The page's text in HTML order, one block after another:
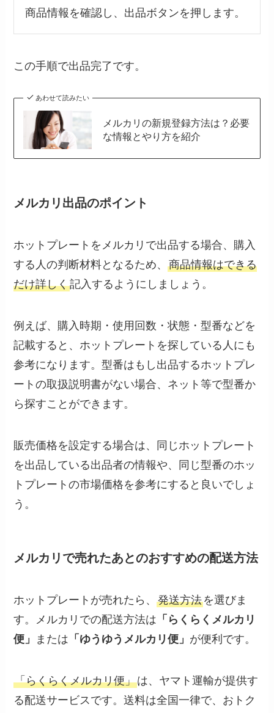
商品情報を確認し、出品ボタンを押します。
この手順で出品完了です。
あわせて読みたい
メルカリの新規登録方法は？必要
な情報とやり方を紹介
メルカリ出品のポイント
ホットプレートをメルカリで出品する場合、購入
する人の判断材料となるため、商品情報はできる
だけ詳しく記入するようにしましょう。
例えば、購入時期・使用回数・状態・型番などを
記載すると、ホットプレートを探している人にも
参考になります。型番はもし出品するホットプレ
ートの取扱説明書がない場合、ネット等で型番か
ら探すことができます。
販売価格を設定する場合は、同じホットプレート
を出品している出品者の情報や、同じ型番のホッ
トプレートの市場価格を参考にすると良いでしょ
う。
メルカリで売れたあとのおすすめの配送方法
ホットプレートが売れたら、発送方法を選びま
す。メルカリでの配送方法は 「らくらくメルカリ
便」
または 「ゆうゆうメルカリ便」 が便利です。
「らくらくメルカリ便」は、ヤマト運輸が提供す
る配送サービスです。送料は全国一律で、おトク